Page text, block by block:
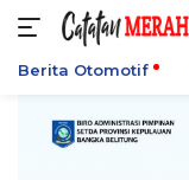
Berita Otomotif